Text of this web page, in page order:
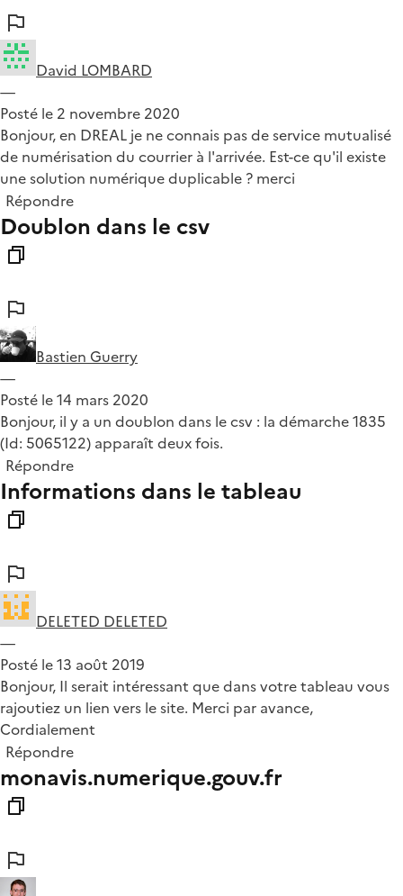
David LOMBARD
—
Posté le 2 novembre 2020
Bonjour, en DREAL je ne connais pas de service mutualisé
de numérisation du courrier à l'arrivée. Est-ce qu'il existe
une solution numérique duplicable ? merci
Répondre
Doublon dans le csv
Bastien Guerry
—
Posté le 14 mars 2020
Bonjour, il y a un doublon dans le csv : la démarche 1835
(Id: 5065122) apparaît deux fois.
Répondre
Informations dans le tableau
DELETED DELETED
—
Posté le 13 août 2019
Bonjour, Il serait intéressant que dans votre tableau vous
rajoutiez un lien vers le site. Merci par avance,
Cordialement
Répondre
monavis.numerique.gouv.fr